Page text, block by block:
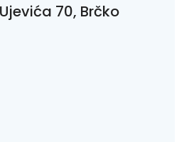
70, Brčko